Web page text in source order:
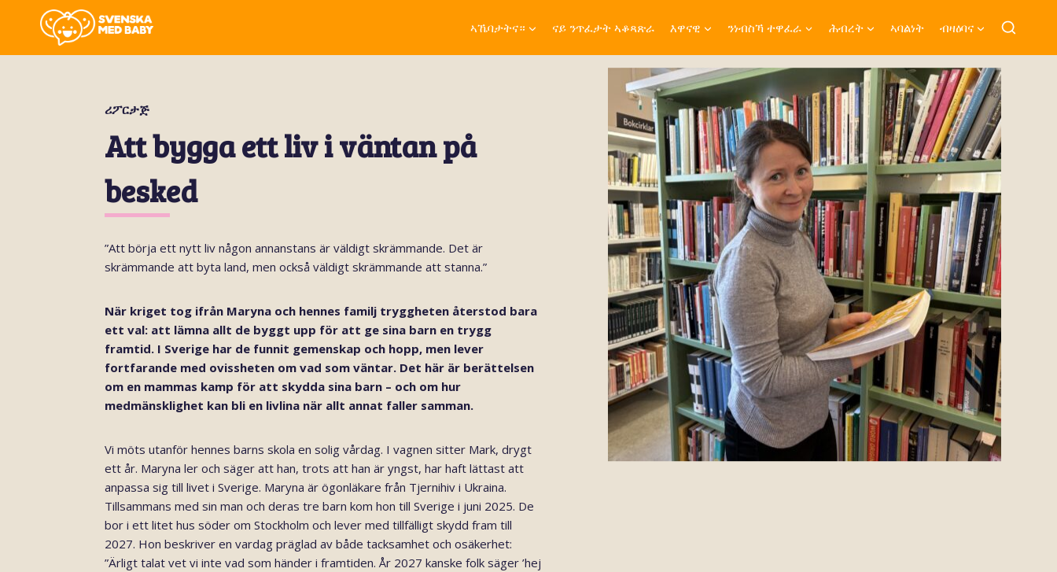
ኣኼባታትና። ናይ ንጥፈታት ኣቆጻጽራ እዋናዊ ንነብስኻ ተዋፈራ ሕብረት ኣባልነት ብዛዕባና
ሪፖርታጅ
Att bygga ett liv i väntan på
besked
”Att börja ett nytt liv någon annanstans är väldigt skrämmande. Det är
skrämmande att byta land, men också väldigt skrämmande att stanna.”
När kriget tog ifrån Maryna och hennes familj tryggheten återstod bara
ett val: att lämna allt de byggt upp för att ge sina barn en trygg
framtid. I Sverige har de funnit gemenskap och hopp, men lever
fortfarande med ovissheten om vad som väntar. Det här är berättelsen
om en mammas kamp för att skydda sina barn – och om hur
medmänsklighet kan bli en livlina när allt annat faller samman.
Vi möts utanför hennes barns skola en solig vårdag. I vagnen sitter Mark, drygt
ett år. Maryna ler och säger att han, trots att han är yngst, har haft lättast att
anpassa sig till livet i Sverige. Maryna är ögonläkare från Tjernihiv i Ukraina.
Tillsammans med sin man och deras tre barn kom hon till Sverige i juni 2025. De
bor i ett litet hus söder om Stockholm och lever med tillfälligt skydd fram till
2027. Hon beskriver en vardag präglad av både tacksamhet och osäkerhet:
”Ärligt talat vet vi inte vad som händer i framtiden. År 2027 kanske folk säger ’hej